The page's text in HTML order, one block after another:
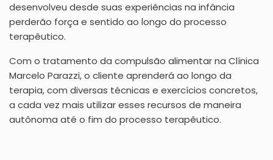
desenvolveu desde suas experiências na infância
perderão força e sentido ao longo do processo
terapêutico.
Com o tratamento da compulsão alimentar na Clínica
Marcelo Parazzi, o cliente aprenderá ao longo da
terapia, com diversas técnicas e exercícios concretos,
a cada vez mais utilizar esses recursos de maneira
autônoma até o fim do processo terapêutico.